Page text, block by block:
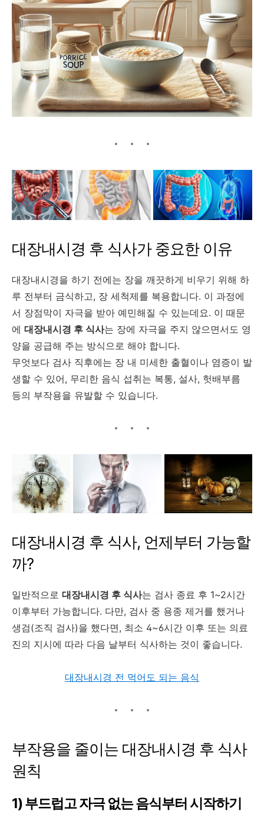
대장내시경 후 식사가 중요한 이유
대장내시경을 하기 전에는 장을 깨끗하게 비우기 위해 하
루 전부터 금식하고, 장 세척제를 복용합니다. 이 과정에
서 장점막이 자극을 받아 예민해질 수 있는데요. 이 때문
에 대장내시경 후 식사는 장에 자극을 주지 않으면서도 영
양을 공급해 주는 방식으로 해야 합니다.
무엇보다 검사 직후에는 장 내 미세한 출혈이나 염증이 발
생할 수 있어, 무리한 음식 섭취는 복통, 설사, 헛배부름
등의 부작용을 유발할 수 있습니다.
대장내시경 후 식사, 언제부터 가능할
까?
일반적으로 대장내시경 후 식사는 검사 종료 후 1~2시간
이후부터 가능합니다. 다만, 검사 중 용종 제거를 했거나
생검(조직 검사)을 했다면, 최소 4~6시간 이후 또는 의료
진의 지시에 따라 다음 날부터 식사하는 것이 좋습니다.
대장내시경 전 먹어도 되는 음식
부작용을 줄이는 대장내시경 후 식사
원칙
1) 부드럽고 자극 없는 음식부터 시작하기